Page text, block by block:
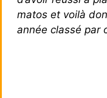
matos et voilà
année classé par